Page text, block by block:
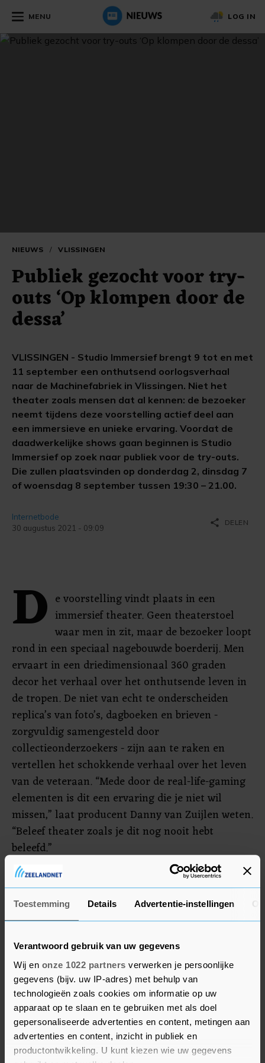
Toestemming Details Advertentie-instellingen
Verantwoord gebruik van uw gegevens
Wij en onze 1022 partners verwerken je persoonlijke
gegevens (bijv. uw IP-adres) met behulp van
technologieën zoals cookies om informatie op uw
apparaat op te slaan en te gebruiken met als doel
gepersonaliseerde advertenties en content, metingen aan
advertenties en content, inzicht in publiek en
productontwikkeling. U kunt kiezen wie uw gegevens
MENU LOG IN
NIEUWS / VLISSINGEN
Publiek gezocht voor try-
outs ‘Op klompen door de
dessa’
VLISSINGEN - Studio Immersief brengt 9 tot en met
11 september een onthutsend oorlogsverhaal
naar de Machinefabriek in Vlissingen. Niet het
theater zoals mensen dat al kennen: de bezoeker
neemt tijdens deze voorstelling actief deel aan
een immersieve en unieke ervaring. Voordat de
daadwerkelijke shows gaan beginnen is Studio
Immersief op zoek naar publiek voor de try-outs.
Die zullen plaatsvinden op donderdag 2, dinsdag 7
of woensdag 8 september tussen 19:30 – 21.00.
Internetbode
30 augustus 2021 - 09:09
share DELEN
D e voorstelling vindt plaats in een
immersief theater. Geen theaterstoel
waar men in zit, maar de bezoeker loopt
rond in een speciaal nagebouwde boerderij. Men
ervaart in een driedimensionaal 360 graden
decor het verhaal over het onthutsende leven in
de tropen. De niet van echt te onderscheiden
replica’s van foto’s, dagboeken en brieven -
zorgvuldig samengesteld door
collectieonderzoekers - zijn aan te raken en
vertellen het schokkende verhaal over het leven
van de veteraan. “Mede door de real-life-gaming
elementen is dit een ervaring die je niet wil
missen,” laat producent Danny van Zuijlen weten.
“Beleef theater zoals je dit nog nooit hebt
beleefd.”
Wil jij hier graag (gratis) bij zijn en deze ervaring
als eerste beleven en de organisatie na afloop
laten weten we je er van vond? Stuur hen dan
Dan nemen ze spoedig contact met je op.